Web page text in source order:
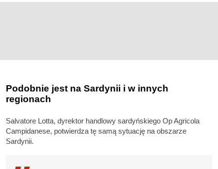
Podobnie jest na Sardynii i w innych
regionach
Salvatore Lotta, dyrektor handlowy sardyńskiego Op Agricola
Campidanese, potwierdza tę samą sytuację na obszarze
Sardynii.